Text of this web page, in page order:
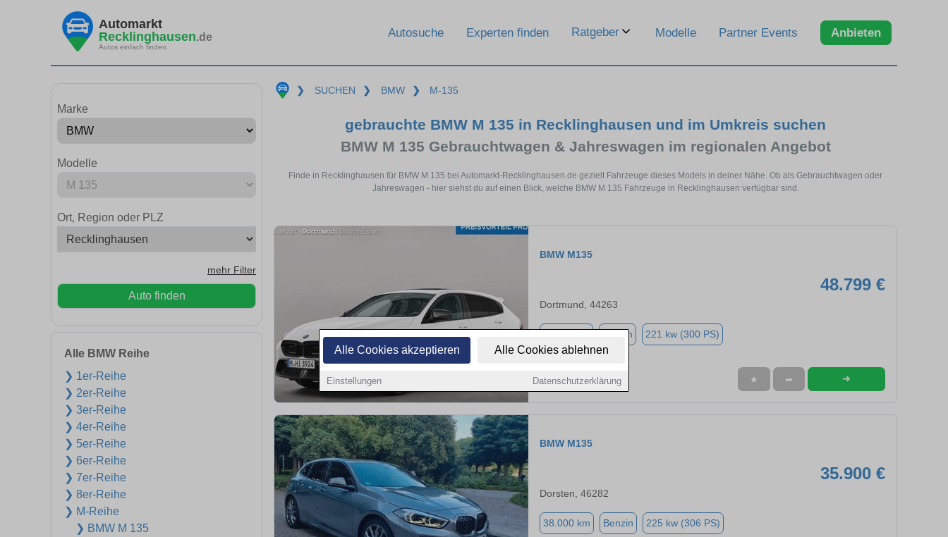
Alle Cookies akzeptieren Alle Cookies ablehnen
Einstellungen Datenschutzerklärung
Automarkt
Recklinghausen.de
Autos einfach finden
Autosuche Experten finden Ratgeber Modelle Partner Events Anbieten
Marke
Modelle
Ort, Region oder PLZ
mehr Filter
Auto finden
Alle BMW Reihe
❯ 1er-Reihe
❯ 2er-Reihe
❯ 3er-Reihe
❯ 4er-Reihe
❯ 5er-Reihe
❯ 6er-Reihe
❯ 7er-Reihe
❯ 8er-Reihe
❯ M-Reihe
❯ BMW M 135
❯ SUCHEN ❯ BMW ❯ M-135
gebrauchte BMW M 135 in Recklinghausen und im Umkreis suchen
BMW M 135 Gebrauchtwagen & Jahreswagen im regionalen Angebot
Finde in Recklinghausen für BMW M 135 bei Automarkt-Recklinghausen.de gezielt Fahrzeuge dieses Models in deiner Nähe. Ob als Gebrauchtwagen oder
Jahreswagen - hier siehst du auf einen Blick, welche BMW M 135 Fahrzeuge in Recklinghausen verfügbar sind.
BMW M135
48.799 €
Dortmund, 44263
Benzin 221 kw (300 PS)
★ ➦ ➜
BMW M135
35.900 €
Dorsten, 46282
38.000 km Benzin 225 kw (306 PS)